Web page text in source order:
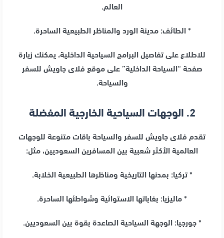
العالم.
* الطائف: مدينة الورد والمناظر الطبيعية الساحرة.
للاطلاع على تفاصيل البرامج السياحية الداخلية، يمكنك زيارة
صفحة “السياحة الداخلية” على موقع فلاى جاويش للسفر
والسياحة.
2. الوجهات السياحية الخارجية المفضلة
تقدم فلاى جاويش للسفر والسياحة باقات متنوعة للوجهات
العالمية الأكثر شعبية بين المسافرين السعوديين، مثل:
*تركيا: بمدنها التاريخية ومناظرها الطبيعية الخلابة.
* ماليزيا: بغاباتها الاستوائية وشواطئها الساحرة.
* جورجيا: الوجهة السياحية الصاعدة بقوة بين السعوديين.